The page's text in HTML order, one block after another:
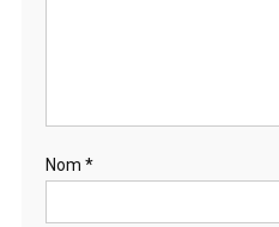
Nom *